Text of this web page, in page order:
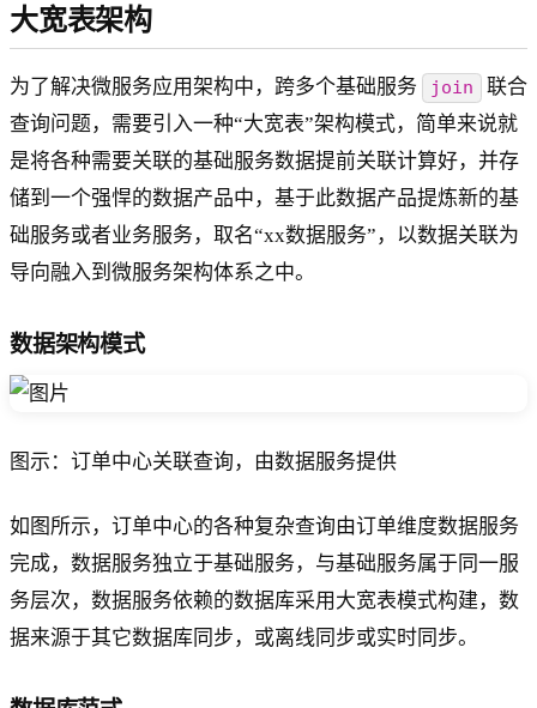
大宽表架构
为了解决微服务应用架构中，跨多个基础服务 join
联合
查询问题，需要引入一种“大宽表”架构模式，简单来说就
是将各种需要关联的基础服务数据提前关联计算好，并存
储到一个强悍的数据产品中，基于此数据产品提炼新的基
础服务或者业务服务，取名“xx数据服务”，以数据关联为
导向融入到微服务架构体系之中。
数据架构模式
图示：订单中心关联查询，由数据服务提供
如图所示，订单中心的各种复杂查询由订单维度数据服务
完成，数据服务独立于基础服务，与基础服务属于同一服
务层次，数据服务依赖的数据库采用大宽表模式构建，数
据来源于其它数据库同步，或离线同步或实时同步。